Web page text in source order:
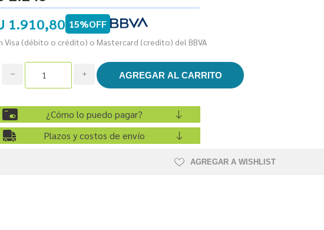
1.910,80 15%OFF
Visa (débito o crédito) o Mastercard (credito) del BBVA
i
h
¿Cómo lo puedo pagar?
Plazos y costos de envío
AGREGAR A WISHLIST